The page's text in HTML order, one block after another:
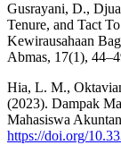
Gusrayani, D.,
Tenure, and Tact
Kewirausahaan
Abmas, 17(1),
Hia, L. M.,
(2023). Dampak
Mahasiswa
https://doi.org/